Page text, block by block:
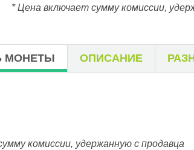
* Цена включает сумму комиссии,
МОНЕТЫ ОПИСАНИЕ
комиссии, удержанную с продавца